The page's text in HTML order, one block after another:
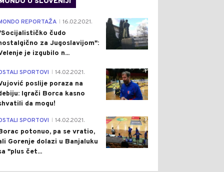
4
REPORTAŽA 16.02.2021.
čudo
za Jugoslavijom":
je izgubilo n...
1
SPORTOVI 14.02.2021.
poslije poraza na
Igrači Borca kasno
da mogu!
3
SPORTOVI 14.02.2021.
potonuo, pa se vratio,
Gorenje dolazi u Banjaluku
"plus čet...